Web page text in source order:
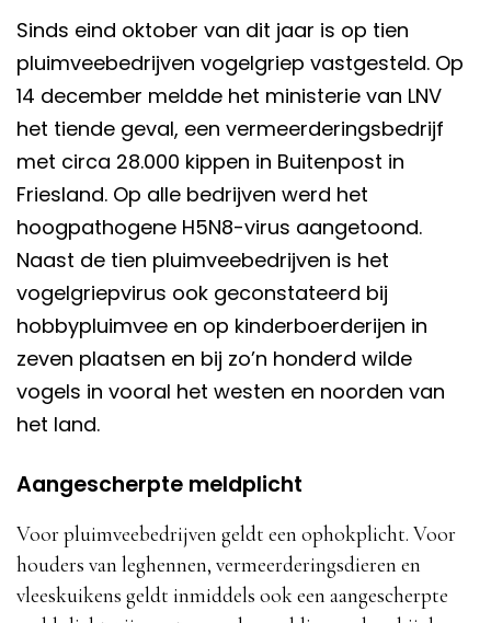
Sinds eind oktober van dit jaar is op tien
pluimveebedrijven vogelgriep vastgesteld. Op
14 december meldde het ministerie van LNV
het tiende geval, een vermeerderingsbedrijf
met circa 28.000 kippen in Buitenpost in
Friesland. Op alle bedrijven werd het
hoogpathogene H5N8-virus aangetoond.
Naast de tien pluimveebedrijven is het
vogelgriepvirus ook geconstateerd bij
hobbypluimvee en op kinderboerderijen in
zeven plaatsen en bij zo’n honderd wilde
vogels in vooral het westen en noorden van
het land.
Aangescherpte meldplicht
Voor pluimveebedrijven geldt een ophokplicht. Voor
houders van leghennen, vermeerderingsdieren en
vleeskuikens geldt inmiddels ook een aangescherpte